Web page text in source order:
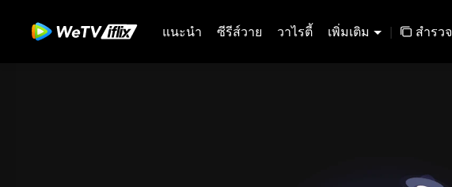
แนะนำ ซีรีส์วาย วาไรตี้ เพิ่มเติม | สำรวจ